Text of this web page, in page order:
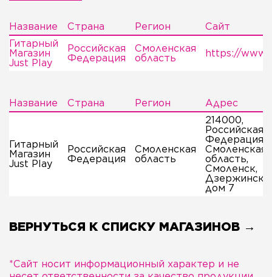
Название Страна Регион
Сайт
Гитарный
Магазин
Just Play
Российская
Федерация
Смоленская
область
https://
Название Страна Регион Адрес
Гитарный
Магазин
Just Play
Российская
Федерация
Смоленская
область
214000,
Российская
Федерация,
Смоленская
область,
Смоленск,
дом 7
ВЕРНУТЬСЯ К СПИСКУ МАГАЗИНОВ →
*Сайт носит информационный характер и не